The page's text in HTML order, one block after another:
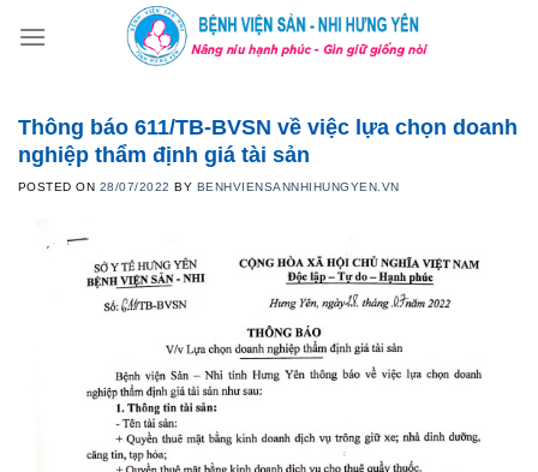
Thông báo 611/TB-BVSN về việc lựa chọn doanh
nghiệp thẩm định giá tài sản
POSTED ON 28/07/2022 BY BENHVIENSANNHIHUNGYEN.VN